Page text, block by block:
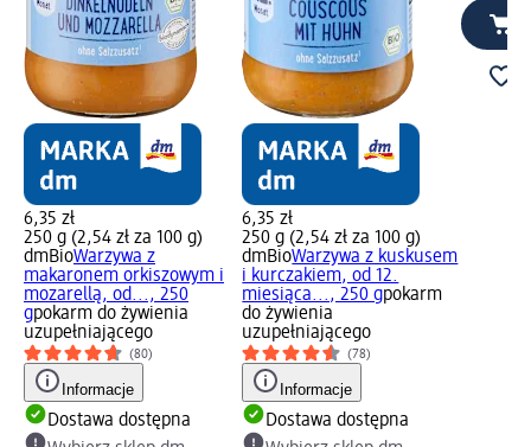
6,35 zł
250 g (2,54 zł za 100 g)
dmBioWarzywa z
makaronem orkiszowym i
mozarellą, od..., 250
gpokarm do żywienia
uzupełniającego
(80)
Informacje
Dostawa dostępna
6,35 zł
250 g (2,54 zł za 100 g)
dmBioWarzywa z kuskusem
i kurczakiem, od 12.
miesiąca..., 250 gpokarm
do żywienia
uzupełniającego
(78)
Informacje
Dostawa dostępna